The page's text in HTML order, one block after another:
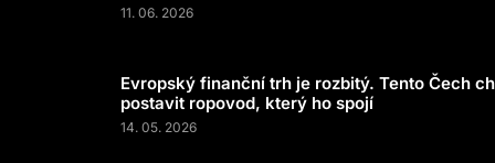
11. 06. 2026
Evropský finanční trh je rozbitý. Tento Čech
postavit ropovod, který ho spojí
14. 05. 2026